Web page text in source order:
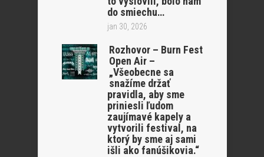
do smiechu…
jan 30, 2026
Rozhovor – Burn Fest
Open Air –
„Všeobecne sa
snažíme držať
pravidla, aby sme
priniesli ľudom
zaujímavé kapely a
vytvorili festival, na
ktorý by sme aj sami
išli ako fanúšikovia.“